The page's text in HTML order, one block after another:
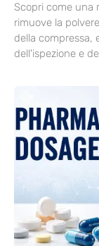
Scopri come una
rimuove la
della compressa,
dell'ispezione e